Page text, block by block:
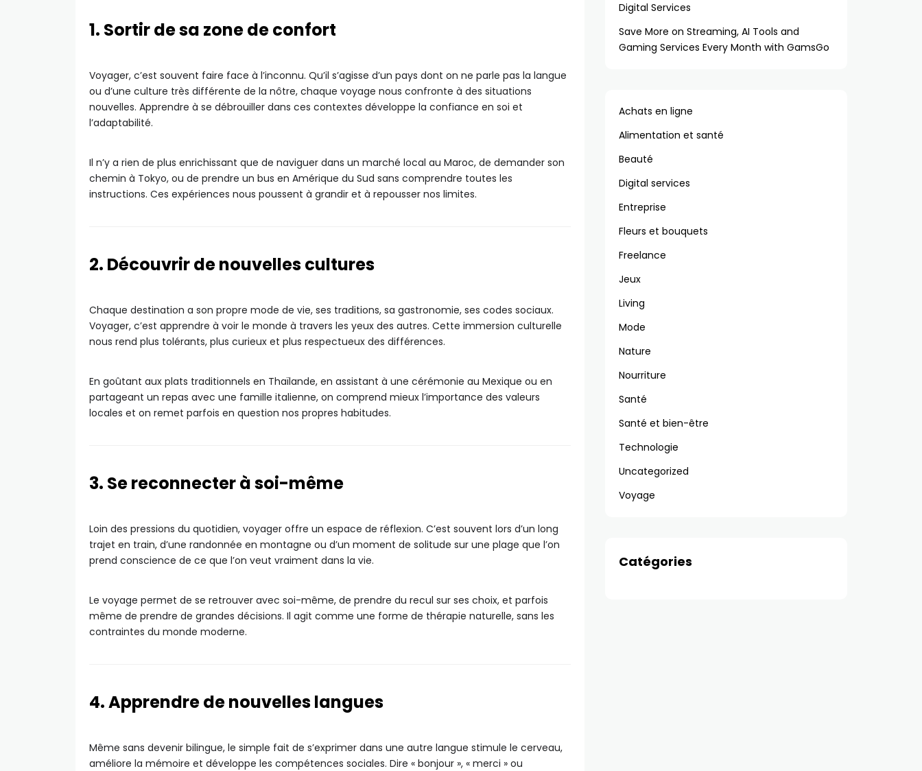
1. Sortir de sa zone de confort
Voyager, c’est souvent faire face à l’inconnu. Qu’il s’agisse d’un pays dont on ne parle pas la langue
ou d’une culture très différente de la nôtre, chaque voyage nous confronte à des situations
nouvelles. Apprendre à se débrouiller dans ces contextes développe la confiance en soi et
l’adaptabilité.
Il n’y a rien de plus enrichissant que de naviguer dans un marché local au Maroc, de demander son
chemin à Tokyo, ou de prendre un bus en Amérique du Sud sans comprendre toutes les
instructions. Ces expériences nous poussent à grandir et à repousser nos limites.
2. Découvrir de nouvelles cultures
Chaque destination a son propre mode de vie, ses traditions, sa gastronomie, ses codes sociaux.
Voyager, c’est apprendre à voir le monde à travers les yeux des autres. Cette immersion culturelle
nous rend plus tolérants, plus curieux et plus respectueux des différences.
En goûtant aux plats traditionnels en Thaïlande, en assistant à une cérémonie au Mexique ou en
partageant un repas avec une famille italienne, on comprend mieux l’importance des valeurs
locales et on remet parfois en question nos propres habitudes.
3. Se reconnecter à soi-même
Loin des pressions du quotidien, voyager offre un espace de réflexion. C’est souvent lors d’un long
trajet en train, d’une randonnée en montagne ou d’un moment de solitude sur une plage que l’on
prend conscience de ce que l’on veut vraiment dans la vie.
Le voyage permet de se retrouver avec soi-même, de prendre du recul sur ses choix, et parfois
même de prendre de grandes décisions. Il agit comme une forme de thérapie naturelle, sans les
contraintes du monde moderne.
4. Apprendre de nouvelles langues
Même sans devenir bilingue, le simple fait de s’exprimer dans une autre langue stimule le cerveau,
améliore la mémoire et développe les compétences sociales. Dire « bonjour », « merci » ou
Digital Services
Save More on Streaming, AI Tools and
Gaming Services Every Month with GamsGo
Achats en ligne
Alimentation et santé
Beauté
Digital services
Entreprise
Fleurs et bouquets
Freelance
Jeux
Living
Mode
Nature
Nourriture
Santé
Santé et bien-être
Technologie
Uncategorized
Voyage
Catégories